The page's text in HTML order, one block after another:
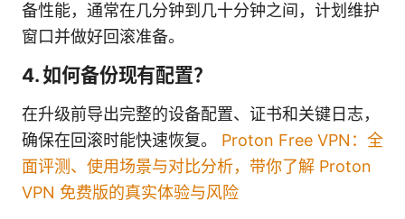
备性能，通常在几分钟到几十分钟之间，计划维护
窗口并做好回滚准备。
4. 如何备份现有配置？
在升级前导出完整的设备配置、证书和关键日志，
确保在回滚时能快速恢复。 Proton Free VPN：全
面评测、使用场景与对比分析，带你了解 Proton
VPN 免费版的真实体验与风险